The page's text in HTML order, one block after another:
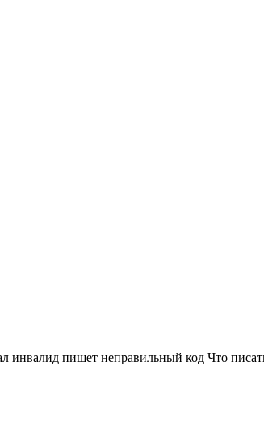
инвалид пишет неправильный код Что